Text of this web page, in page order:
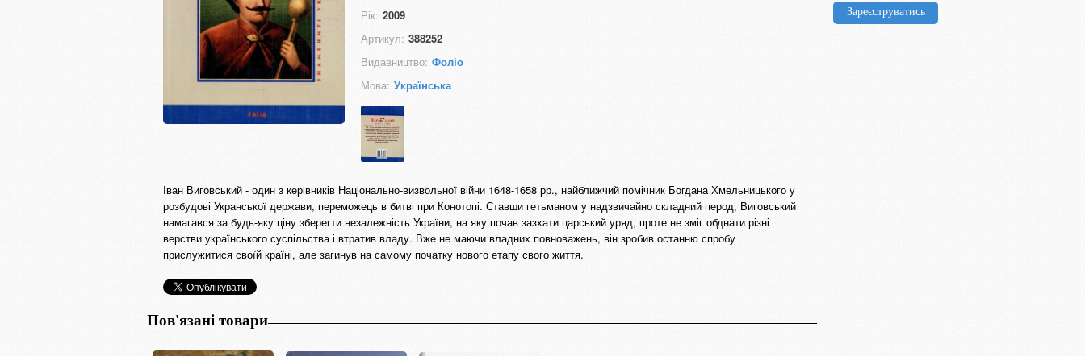
Рік: 2009
Артикул: 388252
Видавництво: Фоліо
Мова: Українська
Іван Виговський - один з керівників Національно-визвольної війни 1648-1658 рр., найближчий помічник Богдана Хмельницького у
розбудові Укранської держави, переможець в битві при Конотопі. Ставши гетьманом у надзвичайно складний перод, Виговський
намагався за будь-яку ціну зберегти незалежність України, на яку почав зазхати царський уряд, проте не зміг обднати різні
верстви українського суспільства і втратив владу. Вже не маючи владних повноважень, він зробив останню спробу
прислужитися своїй країні, але загинув на самому початку нового етапу свого життя.
Пов'язані товари
Зареєструватись